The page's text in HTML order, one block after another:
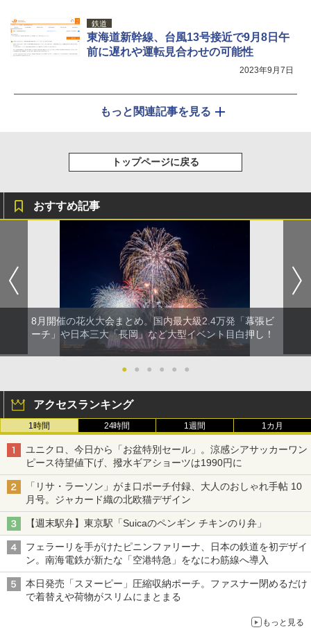
鉄道
東海道新幹線、台風13号接近で9月8日午
前に遅れや運転見合わせの可能性
2023年9月7日
もっと関連記事を見る
トップページに戻る
おすすめ記事
8月開催の花火大会まとめ。国内最大級2.4万発「幕張ビ
ーチ」や日本三大「長岡」など大型イベント目白押し！
● ● ● ● ● ●
アクセスランキング
1時間 24時間 1週間 1カ月
ユニクロ、今日から「お盆特別セール」。涼感シアサッカーワン
ピース待望値下げ、撥水ギアショーツは1990円に
「リサ・ラーソン」がま口ポーチ付録、大人のおしゃれ手帖 10
月号。ジャカード織の北欧猫デザイン
【週末駅弁】東京駅「Suicaのペンギン チキンのり弁」
フェラーリを手がけたピニンファリーナ、日本の鉄道を初デザイ
ン。南海電鉄が新たな「空港特急」をなにわ筋線へ導入
本日発売「スヌーピー」圧縮収納ポーチ。ファスナー閉めるだけ
で着替えや荷物がスリムにまとまる
もっと見る